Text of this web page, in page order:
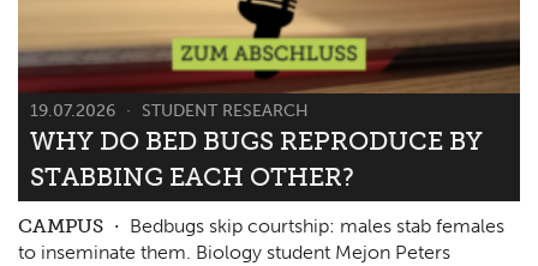
19.07.2026 STUDENT RESEARCH
WHY DO BED BUGS REPRODUCE BY
STABBING EACH OTHER?
CAMPUS
Bedbugs skip courtship: males stab females
to inseminate them. Biology student Mejon Peters